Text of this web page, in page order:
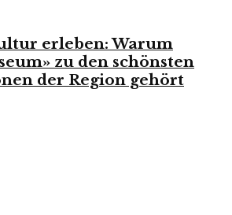
erleben: Warum
zu den schönsten
der Region gehört